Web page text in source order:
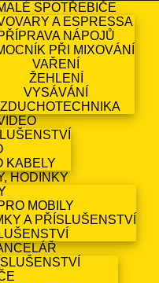
SPOTŘEBIČE
A ESPRESSA
NÁPOJŮ
PŘI MIXOVÁNÍ
VAŘENÍ
ŽEHLENÍ
VYSÁVÁNÍ
KABELY
HODINKY
MOBILY
A PŘÍSLUŠENSTVÍ